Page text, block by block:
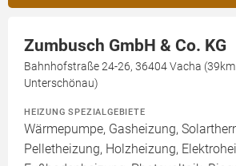
Zumbusch GmbH & Co. KG
Bahnhofstraße 24-26, 36404 Vacha
Unterschönau)
HEIZUNG SPEZIALGEBIETE
Wärmepumpe, Gasheizung,
Pelletheizung, Holzheizung,